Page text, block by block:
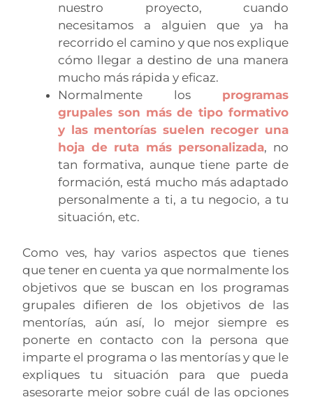
nuestro proyecto, cuando
necesitamos a alguien que ya ha
recorrido el camino y que nos explique
cómo llegar a destino de una manera
mucho más rápida y eficaz.
Normalmente los programas
grupales son más de tipo formativo
y las mentorías suelen recoger una
hoja de ruta más personalizada, no
tan formativa, aunque tiene parte de
formación, está mucho más adaptado
personalmente a ti, a tu negocio, a tu
situación, etc.
Como ves, hay varios aspectos que tienes
que tener en cuenta ya que normalmente los
objetivos que se buscan en los programas
grupales difieren de los objetivos de las
mentorías, aún así, lo mejor siempre es
ponerte en contacto con la persona que
imparte el programa o las mentorías y que le
expliques tu situación para que pueda
asesorarte mejor sobre cuál de las opciones